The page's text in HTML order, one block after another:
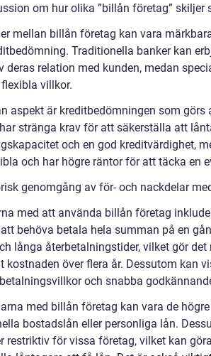
om hur olika ”billån företag” skiljer
mellan billån företag kan vara
Traditionella banker kan
deras relation med kunden, medan
villkor.
aspekt är kreditbedömningen som
stränga krav för att säkerställa att
och en god kreditvärdighet,
och har högre räntor för att täcka en
genomgång av för- och nackdelar
med att använda billån företag
behöva betala hela summan på en
långa återbetalningstider, vilket gör
kostnaden över flera år. Dessutom kan
och snabba
med billån företag kan vara de
bostadslån eller personliga lån.
restriktiv för vissa företag, vilket kan